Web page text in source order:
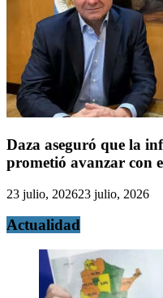
Daza aseguró que la
prometió avanzar con
23 julio, 202623 julio, 2026
Actualidad